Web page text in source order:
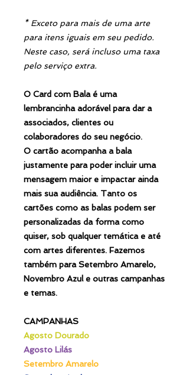
* Exceto para mais de uma arte
para itens iguais em seu pedido.
Neste caso, será incluso uma taxa
pelo serviço extra.
O Card com Bala é uma
lembrancinha adorável para dar a
associados, clientes ou
colaboradores do seu negócio.
O cartão acompanha a bala
justamente para poder incluir uma
mensagem maior e impactar ainda
mais sua audiência. Tanto os
cartões como as balas podem ser
personalizadas da forma como
quiser, sob qualquer temática e até
com artes diferentes. Fazemos
também para Setembro Amarelo,
Novembro Azul e outras campanhas
e temas.
CAMPANHAS
Agosto Dourado
Agosto Lilás
Setembro Amarelo